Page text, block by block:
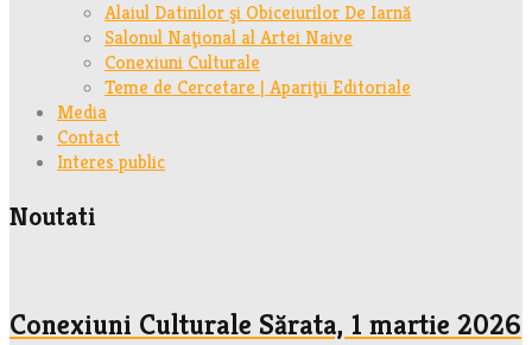
Alaiul Datinilor şi Obiceiurilor De Iarnă
Salonul Naţional al Artei Naive
Conexiuni Culturale
Teme de Cercetare | Apariţii Editoriale
Media
Contact
Interes public
Noutati
Conexiuni Culturale Sărata, 1 martie 2026